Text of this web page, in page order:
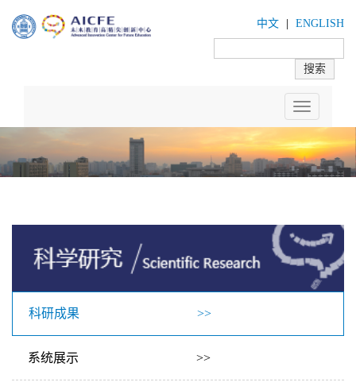
中文 ENGLISH
Toggle
navigation
科研成果 >>
系统展示 >>